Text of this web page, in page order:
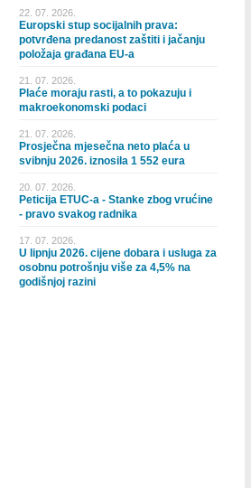
22. 07. 2026.
Europski stup socijalnih prava:
potvrđena predanost zaštiti i jačanju
položaja građana EU-a
21. 07. 2026.
Plaće moraju rasti, a to pokazuju i
makroekonomski podaci
21. 07. 2026.
Prosječna mjesečna neto plaća u
svibnju 2026. iznosila 1 552 eura
20. 07. 2026.
Peticija ETUC-a - Stanke zbog vrućine
- pravo svakog radnika
17. 07. 2026.
U lipnju 2026. cijene dobara i usluga za
osobnu potrošnju više za 4,5% na
godišnjoj razini